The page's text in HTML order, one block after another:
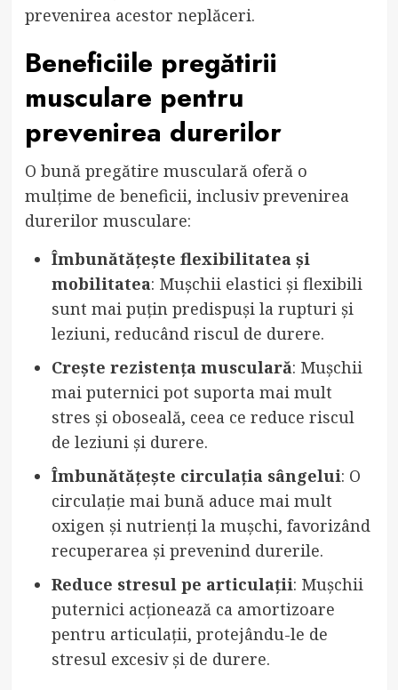
prevenirea acestor neplăceri.
Beneficiile pregătirii
musculare pentru
prevenirea durerilor
O bună pregătire musculară oferă o
mulțime de beneficii, inclusiv prevenirea
durerilor musculare:
Îmbunătățește flexibilitatea și
mobilitatea: Mușchii elastici și flexibili
sunt mai puțin predispuși la rupturi și
leziuni, reducând riscul de durere.
Crește rezistența musculară: Mușchii
mai puternici pot suporta mai mult
stres și oboseală, ceea ce reduce riscul
de leziuni și durere.
Îmbunătățește circulația sângelui: O
circulație mai bună aduce mai mult
oxigen și nutrienți la mușchi, favorizând
recuperarea și prevenind durerile.
Reduce stresul pe articulații: Mușchii
puternici acționează ca amortizoare
pentru articulații, protejându-le de
stresul excesiv și de durere.